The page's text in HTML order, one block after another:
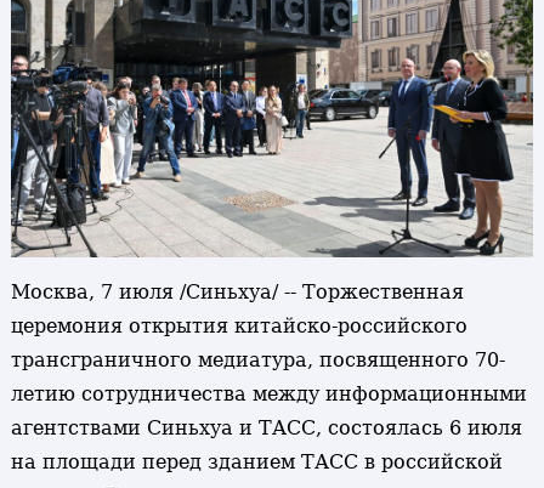
Москва, 7 июля /Синьхуа/ -- Торжественная
церемония открытия китайско-российского
трансграничного медиатура, посвященного 70-
летию сотрудничества между информационными
агентствами Синьхуа и ТАСС, состоялась 6 июля
на площади перед зданием ТАСС в российской